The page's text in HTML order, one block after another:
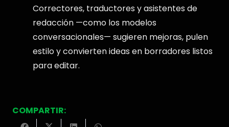
Correctores, traductores y asistentes de
redacción —como los modelos
conversacionales— sugieren mejoras, pulen
estilo y convierten ideas en borradores listos
para editar.
COMPARTIR: